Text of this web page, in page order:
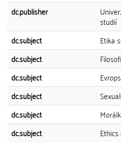
dc.publisher
studií
dc.subject
Etika
dc.subject
dc.subject
dc.subject
dc.subject
dc.subject